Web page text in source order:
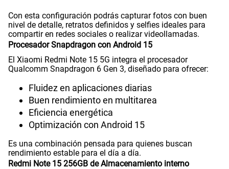
Capacidad Memoria Externa NO
Capacidad Memoria RAM
GPS
Con esta configuración podrás capturar fotos con buen
nivel de detalle, retratos definidos y selfies ideales para
compartir en redes sociales o realizar videollamadas.
Procesador Snapdragon con Android 15
El Xiaomi Redmi Note 15 5G integra el procesador
Qualcomm Snapdragon 6 Gen 3, diseñado para ofrecer:
Fluidez en aplicaciones diarias
Buen rendimiento en multitarea
Eficiencia energética
Optimización con Android 15
Es una combinación pensada para quienes buscan
rendimiento estable para el día a día.
Redmi Note 15 256GB de Almacenamiento interno